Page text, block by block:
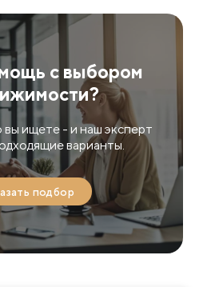
с выбором
вы ищете - и наш эксперт
варианты.
подбор